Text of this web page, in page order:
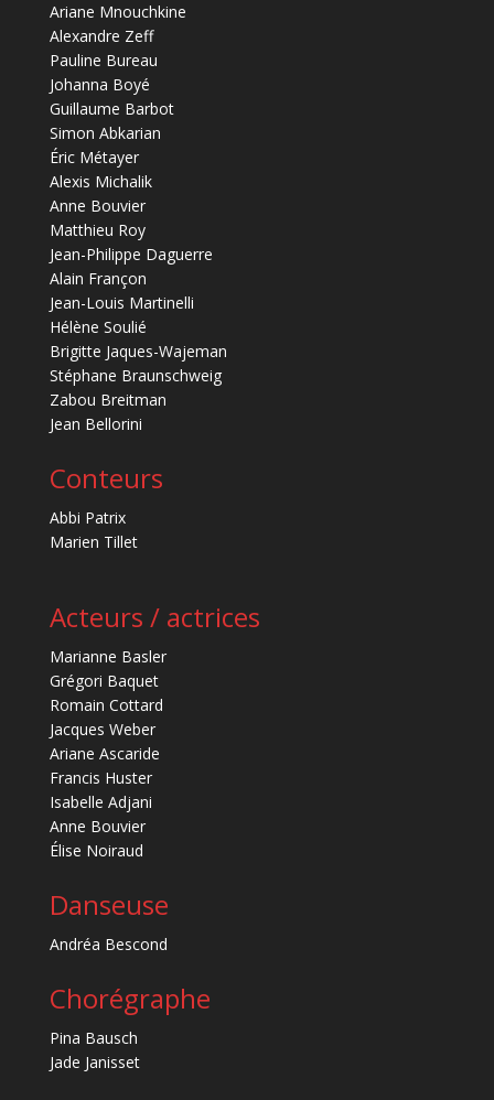
Ariane Mnouchkine
Alexandre Zeff
Pauline Bureau
Johanna Boyé
Guillaume Barbot
Simon Abkarian
Éric Métayer
Alexis Michalik
Anne Bouvier
Matthieu Roy
Jean-Philippe Daguerre
Alain Françon
Jean-Louis Martinelli
Hélène Soulié
Brigitte Jaques-Wajeman
Stéphane Braunschweig
Zabou Breitman
Jean Bellorini
Conteurs
Abbi Patrix
Marien Tillet
Acteurs / actrices
Marianne Basler
Grégori Baquet
Romain Cottard
Jacques Weber
Ariane Ascaride
Francis Huster
Isabelle Adjani
Anne Bouvier
Élise Noiraud
Danseuse
Andréa Bescond
Chorégraphe
Pina Bausch
Jade Janisset